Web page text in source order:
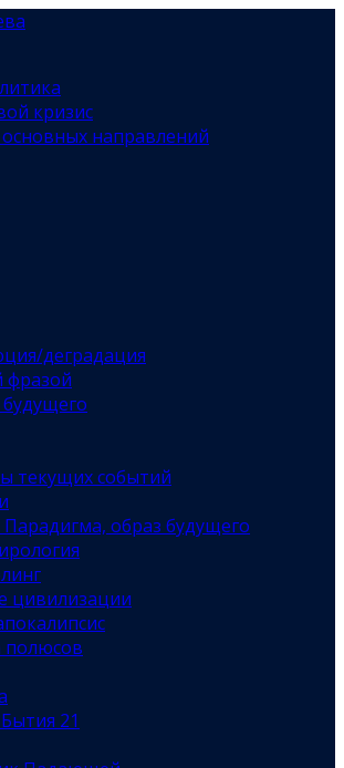
кризис
направлений
деградация
фразой
текущих событий
образ будущего
цивилизации
полюсов
21